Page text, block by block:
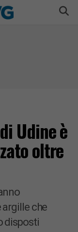
Udine è
oltre
che
disposti